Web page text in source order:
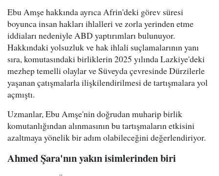
Ebu Amşe hakkında ayrıca Afrin'deki görev süresi
boyunca insan hakları ihlalleri ve zorla yerinden etme
iddiaları nedeniyle ABD yaptırımları bulunuyor.
Hakkındaki yolsuzluk ve hak ihlali suçlamalarının yanı
sıra, komutasındaki birliklerin 2025 yılında Lazkiye'deki
mezhep temelli olaylar ve Süveyda çevresinde Dürzilerle
yaşanan çatışmalarla ilişkilendirilmesi de tartışmalara yol
açmıştı.
Uzmanlar, Ebu Amşe'nin doğrudan muharip birlik
komutanlığından alınmasının bu tartışmaların etkisini
azaltmaya yönelik bir adım olabileceğini değerlendiriyor.
Ahmed Şara'nın yakın isimlerinden biri